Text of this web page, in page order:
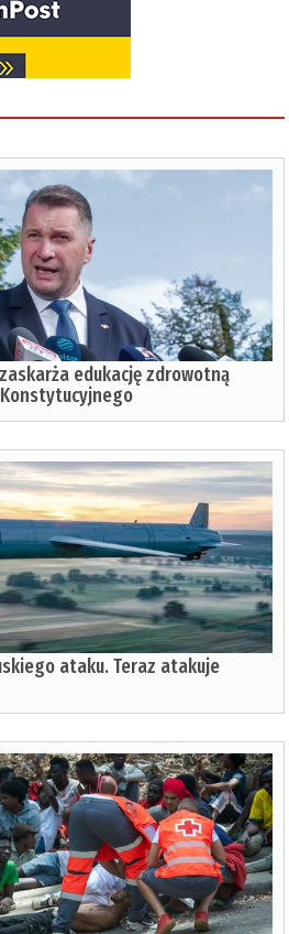
edukację zdrowotną
Konstytucyjnego
ataku. Teraz atakuje